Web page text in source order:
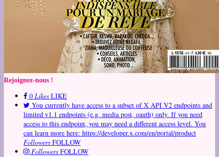
Rejoignez-nous !
0 Likes LIKE
You currently have access to a subset of X API V2 endpoints and
limited v1.1 endpoints (e.g. media post, oauth) only. If you need
access to this endpoint, you may need a different access level. You
can learn more here: https://developer.x.com/en/portal/product
Followers FOLLOW
Followers FOLLOW